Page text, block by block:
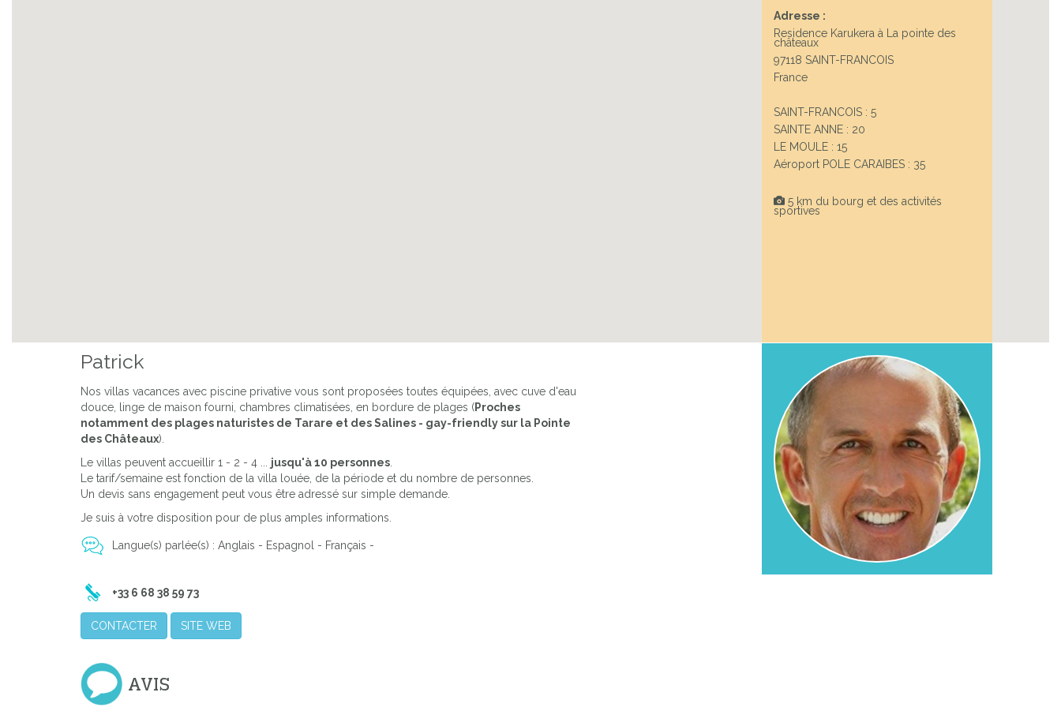
VILLA AMAYA VUE MER 2 CHBRES
Adresse :
Residence Karukera à La pointe des
châteaux
97118 SAINT-FRANCOIS
France
SAINT-FRANCOIS : 5
SAINTE ANNE : 20
LE MOULE : 15
Aéroport POLE CARAIBES : 35
5 km du bourg et des activités
sportives
Patrick
Nos villas vacances avec piscine privative vous sont proposées toutes équipées, avec cuve d'eau
douce, linge de maison fourni, chambres climatisées, en bordure de plages (Proches
notamment des plages naturistes de Tarare et des Salines - gay-friendly sur la Pointe
des Châteaux).
Le villas peuvent accueillir 1 - 2 - 4 ... jusqu'à 10 personnes
Le tarif/semaine est fonction de la villa louée, de la période et du nombre de personnes.
Un devis sans engagement peut vous être adressé sur simple demande.
Je suis à votre disposition pour de plus amples informations.
Langue(s) parlée(s) : Anglais - Espagnol - Français -
+33 6 68 38 59 73
CONTACTER SITE WEB
AVIS